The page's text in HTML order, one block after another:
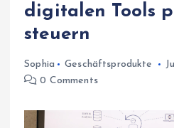
digitalen Tools
steuern
Sophia Geschäftsprodukte
0 Comments